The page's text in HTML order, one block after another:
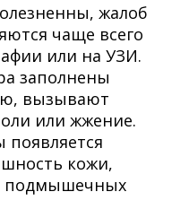
жалоб
чаще всего
или на УЗИ.
заполнены
вызывают
или жжение.
появляется
кожи,
подмышечных